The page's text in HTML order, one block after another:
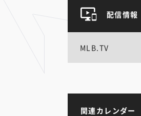
配信情報
MLB.TV
関連カレンダー